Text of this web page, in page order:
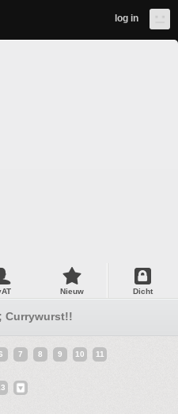
log in
Nieuw Dicht
Currywurst!!
7 8 9 10 11